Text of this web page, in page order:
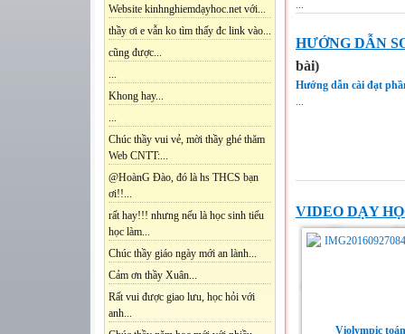
Website kinhnghiemdạyhoc.net với...
thầy ơi e vẫn ko tìm thấy đc link vào...
cũng được...
Khong hay...
Chúc thầy vui vẻ, mời thầy ghé thăm
Web CNTT:...
@HoànG Đào, đó là hs THCS bạn
ơi!!...
rất hay!!! nhưng nếu là học sinh tiểu
học làm...
Chúc thầy giáo ngày mới an lành...
Cảm ơn thầy Xuân...
Rất vui được giao lưu, học hỏi với
anh...
HƯỚNG DẪN
bài)
Hướng dẫn cài đạt
...
VIDEO DẠY
Violympic